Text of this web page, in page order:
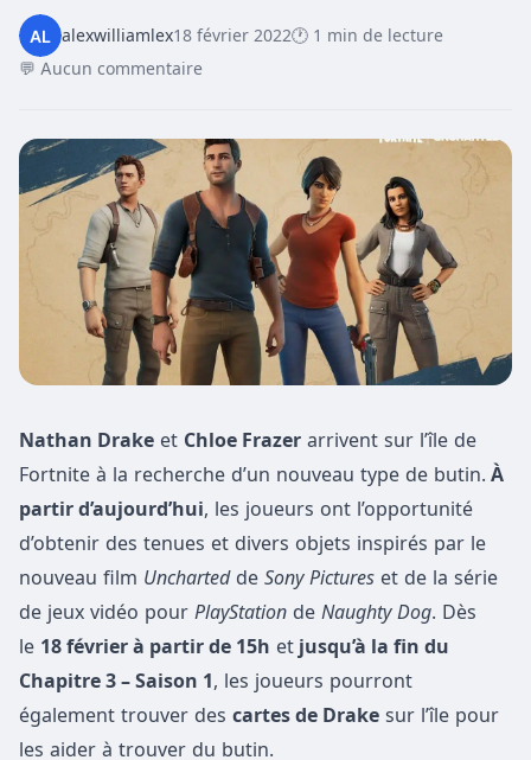
alexwilliamlex18 février 2022🕐 1 min de lecture
💬 Aucun commentaire
Nathan Drake et Chloe Frazer arrivent sur l’île de
Fortnite à la recherche d’un nouveau type de butin. À
partir d’aujourd’hui, les joueurs ont l’opportunité
d’obtenir des tenues et divers objets inspirés par le
nouveau film Unchartedde Sony Pictures et de la série
de jeux vidéo pour PlayStation de Naughty Dog. Dès
le 18 février à partir de 15h et jusqu’à la fin du
Chapitre 3 – Saison 1, les joueurs pourront
également trouver des cartes de Drake sur l’île pour
les aider à trouver du butin.